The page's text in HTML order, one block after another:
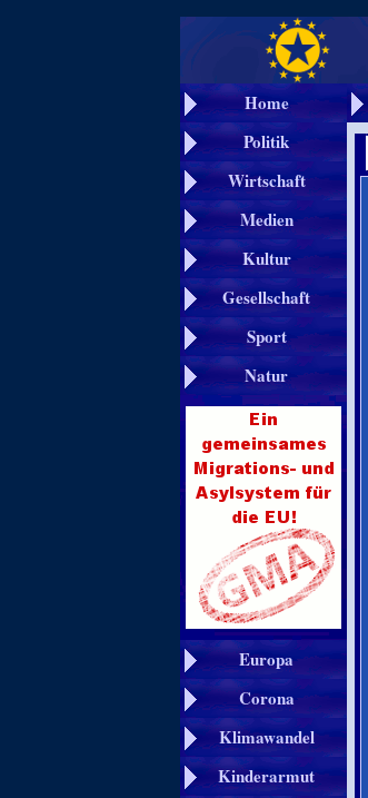
Home
Politik
Wirtschaft
Medien
Kultur
Gesellschaft
Sport
Natur
Europa
Corona
Klimawandel
Kinderarmut